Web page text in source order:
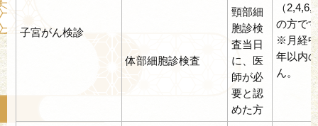
子宮がん検診
（
の方で
※月経
年以内
ん。
体部細胞診検査
頸部細
胞診検
査当日
に、医
師が必
要と認
めた方